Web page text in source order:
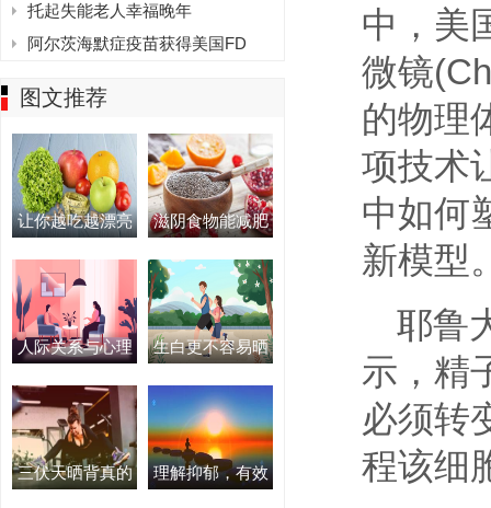
托起失能老人幸福晚年
阿尔茨海默症疫苗获得美国FD
图文推荐
让你越吃越漂亮 滋阴食物能减肥
人际关系与心理 生白更不容易晒
三伏天晒背真的 理解抑郁，有效
中，美
微镜
的物理
项技术
中如何
新模型
耶鲁
示，精
必须转
程该细